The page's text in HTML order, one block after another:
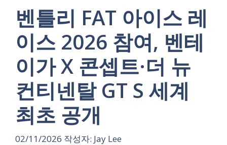
벤틀리 FAT 아이스 레
이스 2026 참여, 벤테
이가 X 콘셉트·더 뉴
컨티넨탈 GT S 세계
최초 공개
02/11/2026 작성자: Jay Lee